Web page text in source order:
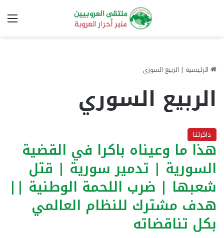
الرئيسية | الربيع السوري
الربيع السوري
ذاكرتنا
هذا ما وعيناه باكرا في القضية
السورية | تدمير سورية | قتل
شعبها | ضرب اللحمة الوطنية ||
هدف مشترك للنظام العالمي
بكل تناقضاته